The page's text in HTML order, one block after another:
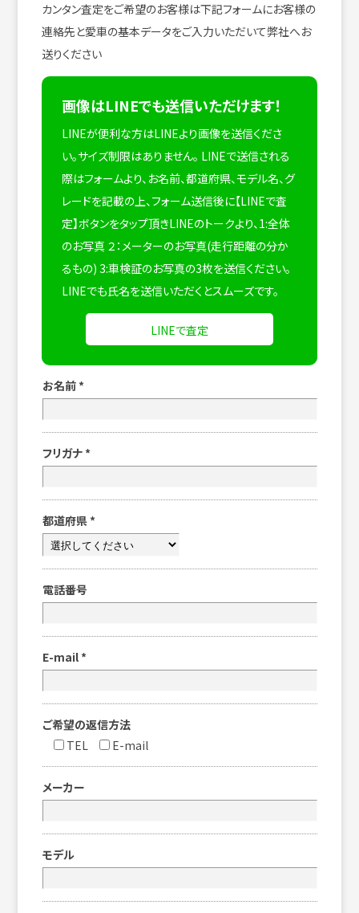
カンタン査定をご希望のお客様は下記フォームにお客様の
連絡先と愛車の基本データをご入力いただいて弊社へお
送りください
画像はLINEでも送信いただけます！
LINEが便利な方はLINEより画像を送信くださ
い。サイズ制限はありません。 LINEで送信される
際はフォームより、お名前、都道府県、モデル名、グ
レードを記載の上、フォーム送信後に【LINEで査
定】ボタンをタップ頂きLINEのトークより、1:全体
のお写真 ２：メーターのお写真(走行距離の分か
るもの) 3:車検証のお写真の3枚を送信ください。
LINEでも氏名を送信いただくとスムーズです。
LINEで査定
お名前 *
フリガナ *
都道府県 *
電話番号
E-mail *
ご希望の返信方法
TEL
E-mail
メーカー
モデル